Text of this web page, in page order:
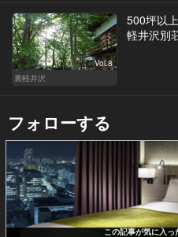
Vol.8
裏軽井沢
500坪以
軽井沢別
フォローする
この記事が気に入っ